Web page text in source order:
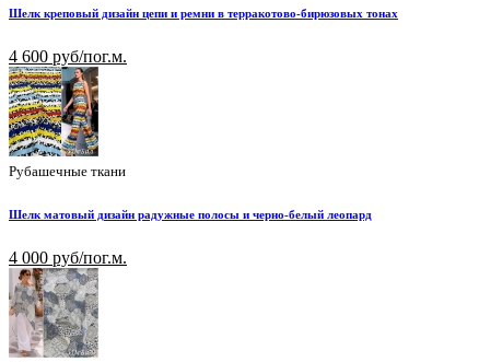
Шелк креповый дизайн цепи и ремни в терракотово-бирюзовых тонах
4 600 руб/пог.м.
Рубашечные ткани
Шелк матовый дизайн радужные полосы и черно-белый леопард
4 000 руб/пог.м.